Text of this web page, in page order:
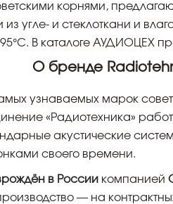
корнями,
угле- и стеклоткани и
В каталоге АУДИОЦЕХ
О бренде
узнаваемых марок
«Радиотехника»
акустические
своего времени.
в России компанией
— на